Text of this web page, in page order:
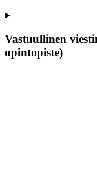
Vastuullinen
opintopiste)